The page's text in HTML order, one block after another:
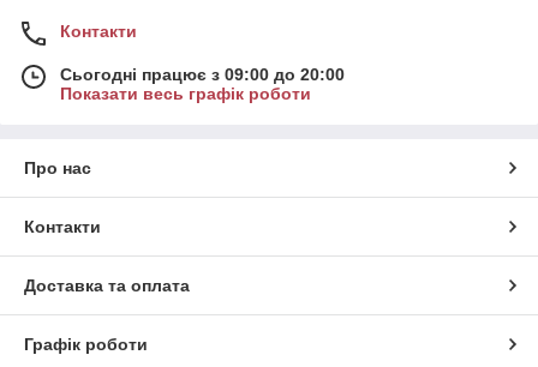
Контакти
Сьогодні працює з 09:00 до 20:00
Показати весь графік роботи
Про нас
Контакти
Доставка та оплата
Графік роботи